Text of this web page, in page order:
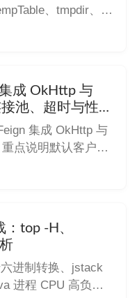
、tmpdir、
、参数调整和版本
成 OkHttp 与
池、超时与性能
集成 OkHttp 与
点说明默认客户端
数、HC5 配置、
top -H、
进制转换、jstack
进程 CPU 高负载